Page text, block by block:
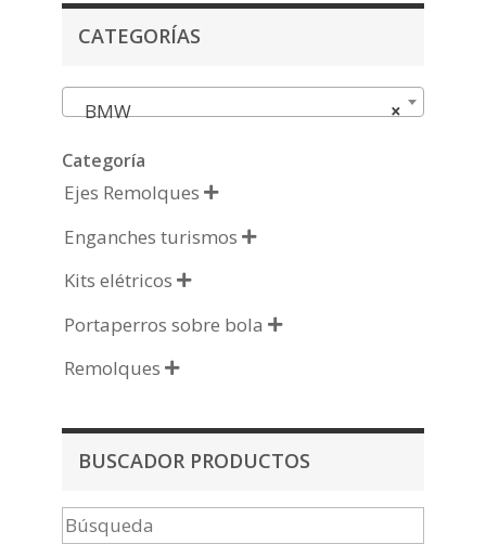
CATEGORÍAS
×
BMW
Categoría
Ejes Remolques 
Enganches turismos 
Kits elétricos 
Portaperros sobre bola 
Remolques 
BUSCADOR PRODUCTOS